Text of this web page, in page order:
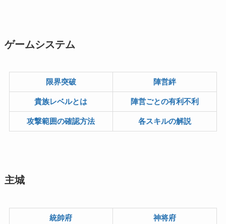
ゲームシステム
限界突破 陣営絆
貴族レベルとは 陣営ごとの有利不利
攻撃範囲の確認方法 各スキルの解説
主城
統帥府 神将府